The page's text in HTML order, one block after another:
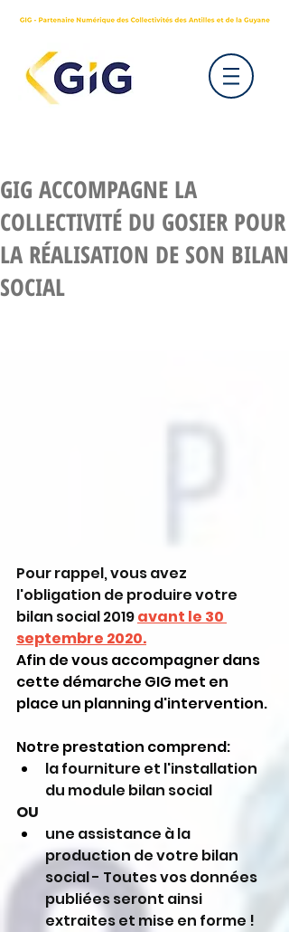
GIG ACCOMPAGNE LA
COLLECTIVITÉ DU GOSIER POUR
LA RÉALISATION DE SON BILAN
SOCIAL
Pour rappel, vous avez
l'obligation de produire votre
bilan social 2019avant le 30
septembre 2020.
Afin de vous accompagner dans
cette démarche GIG met en
place un planning d'intervention.
Notre prestation comprend:
la fourniture et l'installation
du module bilan social
OU
une assistance à la
production de votre bilan
social - Toutes vos données
publiées seront ainsi
extraites et mise en forme !